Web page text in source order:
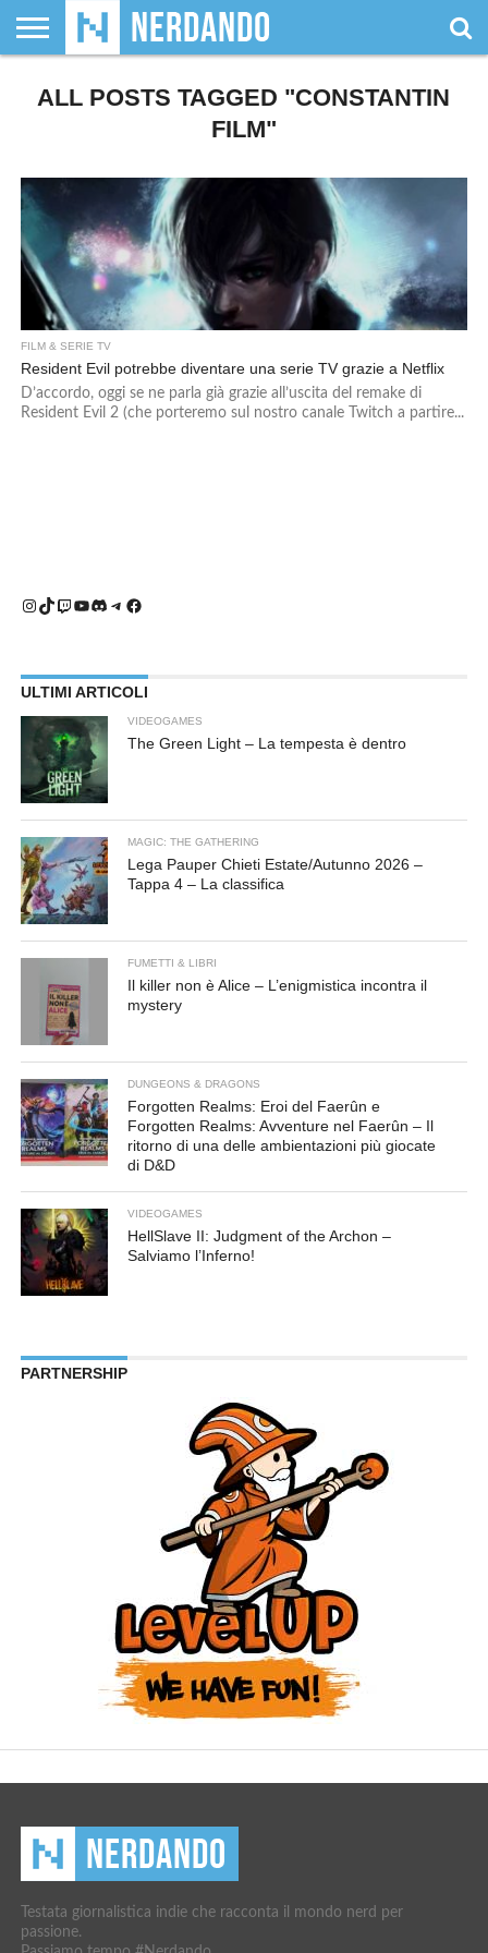
SIAMO
GIOCHI
DA
GIOCHI
DI
VIDEOGAMES
FILM
&
FUMETTI
& LIBRI
MAGIC:
THE
DUNGEONS
&
WRESTLING
NERDANDO
AWARDS
I
BOLLINI
ALL POSTS TAGGED "CONSTANTIN
FILM"
FILM & SERIE TV
Resident Evil potrebbe diventare una serie TV grazie a Netflix
D’accordo, oggi se ne parla già grazie all’uscita del remake di
Resident Evil 2 (che porteremo sul nostro canale Twitch a partire...
Instagram
TikTok
Twitch
YouTube
Discord
Telegram
Facebook
ULTIMI ARTICOLI
VIDEOGAMES
The Green Light – La tempesta è dentro
MAGIC: THE GATHERING
Lega Pauper Chieti Estate/Autunno 2026 –
Tappa 4 – La classifica
FUMETTI & LIBRI
Il killer non è Alice – L’enigmistica incontra il
mystery
DUNGEONS & DRAGONS
Forgotten Realms: Eroi del Faerûn e
Forgotten Realms: Avventure nel Faerûn – Il
ritorno di una delle ambientazioni più giocate
di D&D
VIDEOGAMES
HellSlave II: Judgment of the Archon –
Salviamo l’Inferno!
PARTNERSHIP
Testata giornalistica indie che racconta il mondo nerd per
passione.